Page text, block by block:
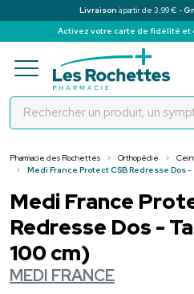
Livraison à partir de 3,99 € -
Activez votre carte de fidélité
Pharmacie des Rochettes Orthopédie
Medi France Protect CSB Redresse Dos
Medi France
Redresse Dos -
100 cm)
MEDI FRANCE